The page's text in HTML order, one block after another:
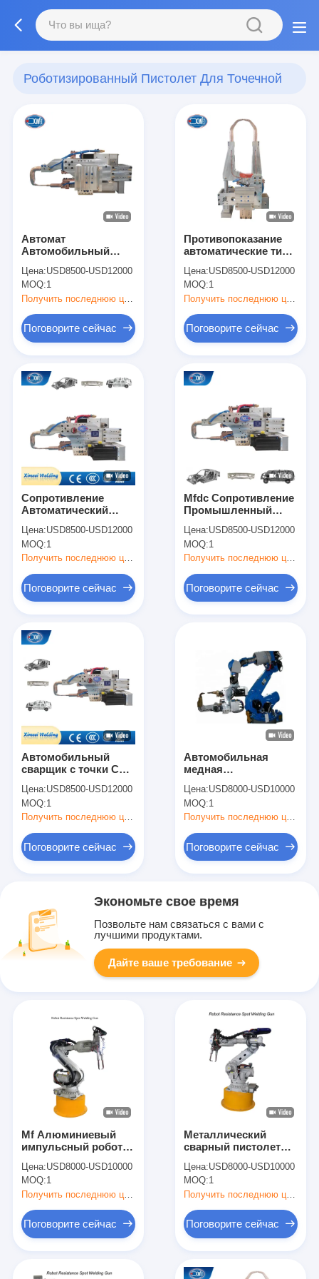
Роботизированный Пистолет Для Точечной
Автомат
Автомобильный
сопротивления
Автоматический С-
тип робота
Сплошной сварный
пистолет
Цена:USD8500-USD12000
MOQ:1
Получить последнюю цену
Поговорите сейчас
Противопоказание
автоматические типы
сварщика
Роботизированный
робот точка сварки
пулемет
Цена:USD8500-USD12000
MOQ:1
Поговорите сейчас
Сопротивление
Автоматический
автоматический
сварщик Cnc X тип
робота точка сварка
Цена:USD8500-USD12000
MOQ:1
Получить последнюю цену
Поговорите сейчас
Mfdc Сопротивление
Промышленный
сварщик тяжелой
службы робот точка
сварка пистолет типа
Цена:USD8500-USD12000
MOQ:1
Поговорите сейчас
Автомобильный
сварщик с точки СНС
Автоматический С-
тип
Роботизированный
сварки
Цена:USD8500-USD12000
MOQ:1
Получить последнюю цену
Поговорите сейчас
Автомобильная
медная
роботная сварочная
машина M5 160 КВА
Цена:USD8000-USD10000
MOQ:1
Получить последнюю цену
Поговорите сейчас
Экономьте свое время
Позвольте нам связаться с вами с
лучшими продуктами.
Дайте ваше требование
Mf Алюминиевый
импульсный робот
точка сварка
пистолет рукава
машина 100 КВА
Цена:USD8000-USD10000
MOQ:1
Получить последнюю цену
Поговорите сейчас
Металлический
сварный пистолет
Mf Dc Типы
Цена:USD8000-USD10000
MOQ:1
Поговорите сейчас